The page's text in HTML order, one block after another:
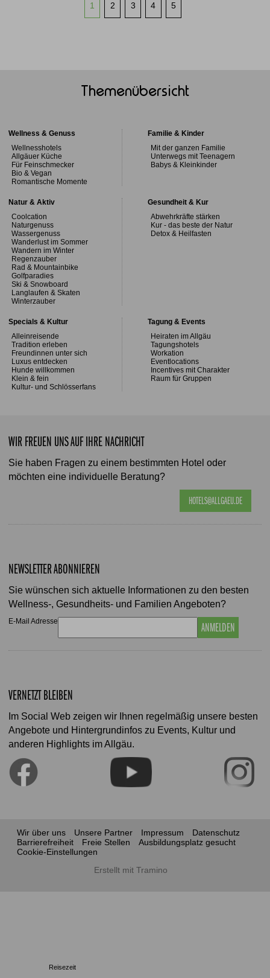
1 2 3 4 5
Themenübersicht
Wellness & Genuss
Wellnesshotels
Allgäuer Küche
Für Feinschmecker
Bio & Vegan
Romantische Momente
Familie & Kinder
Mit der ganzen Familie
Unterwegs mit Teenagern
Babys & Kleinkinder
Natur & Aktiv
Coolcation
Naturgenuss
Wassergenuss
Wanderlust im Sommer
Wandern im Winter
Regenzauber
Rad & Mountainbike
Golfparadies
Ski & Snowboard
Langlaufen & Skaten
Winterzauber
Gesundheit & Kur
Abwehrkräfte stärken
Kur - das beste der Natur
Detox & Heilfasten
Specials & Kultur
Alleinreisende
Tradition erleben
Freundinnen unter sich
Luxus entdecken
Hunde willkommen
Klein & fein
Kultur- und Schlösserfans
Tagung & Events
Heiraten im Allgäu
Tagungshotels
Workation
Eventlocations
Incentives mit Charakter
Raum für Gruppen
WIR FREUEN UNS AUF IHRE NACHRICHT
Sie haben Fragen zu einem bestimmten Hotel oder
möchten eine individuelle Beratung?
HOTELS@ALLGAEU.DE
NEWSLETTER ABONNIEREN
Sie wünschen sich aktuelle Informationen zu den besten
Wellness-, Gesundheits- und Familien Angeboten?
E-Mail Adresse ANMELDEN
VERNETZT BLEIBEN
Im Social Web zeigen wir Ihnen regelmäßig unsere besten
Angebote und Hintergrundinfos zu Events, Kultur und
anderen Highlights im Allgäu.
Wir über uns Unsere Partner Impressum
Datenschutz
Barrierefreiheit
Freie Stellen
Ausbildungsplatz gesucht
Cookie-Einstellungen
Erstellt mit Tramino
Reisezeit